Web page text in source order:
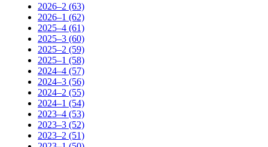
2026–2 (63)
2026–1 (62)
2025–4 (61)
2025–3 (60)
2025–2 (59)
2025–1 (58)
2024–4 (57)
2024–3 (56)
2024–2 (55)
2024–1 (54)
2023–4 (53)
2023–3 (52)
2023–2 (51)